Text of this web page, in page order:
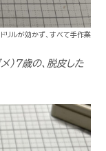
リルが効かず、すべて手作業
）7歳の、脱皮した